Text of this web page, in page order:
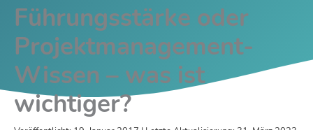
Führungsstärke oder
Projektmanagement-
Wissen – was ist
wichtiger?